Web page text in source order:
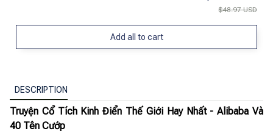
$48.97 USD
Add all to cart
DESCRIPTION
Truyện Cổ Tích Kinh Điển Thế Giới Hay Nhất - Alibaba Và
40 Tên Cướp